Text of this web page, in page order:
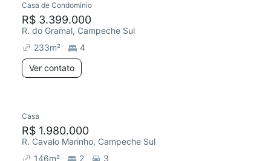
Casa de Condomínio
R$ 3.399.000
R. do Gramal, Campeche Sul
233m²
4
Ver contato
Casa
R$ 1.980.000
R. Cavalo Marinho, Campeche Sul
146m² 2 3